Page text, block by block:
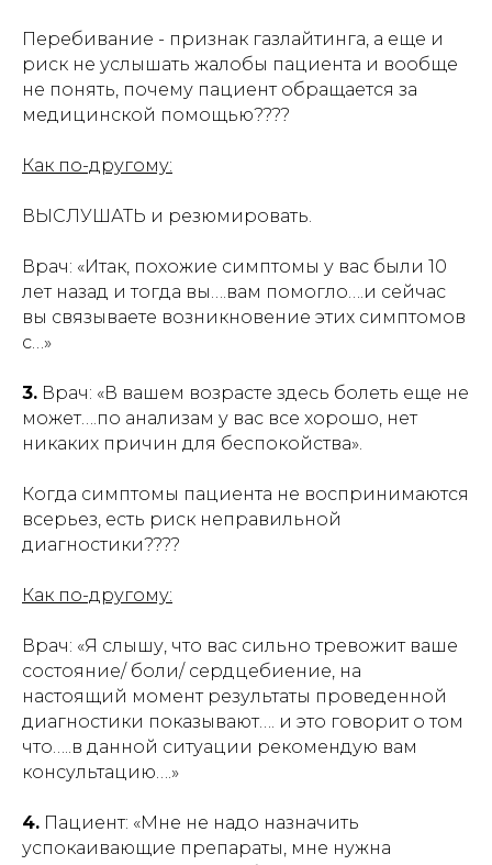
Перебивание - признак газлайтинга, а еще и
риск не услышать жалобы пациента и вообще
не понять, почему пациент обращается за
медицинской помощью????
Как по-другому:
ВЫСЛУШАТЬ и резюмировать.
Врач: «Итак, похожие симптомы у вас были 10
лет назад и тогда вы….вам помогло….и сейчас
вы связываете возникновение этих симптомов
с…»
3. Врач: «В вашем возрасте здесь болеть еще не
может….по анализам у вас все хорошо, нет
никаких причин для беспокойства».
Когда симптомы пациента не воспринимаются
всерьез, есть риск неправильной
диагностики????
Как по-другому:
Врач: «Я слышу, что вас сильно тревожит ваше
состояние/ боли/ сердцебиение, на
настоящий момент результаты проведенной
диагностики показывают…. и это говорит о том
что…..в данной ситуации рекомендую вам
консультацию….»
4. Пациент: «Мне не надо назначить
успокаивающие препараты, мне нужна